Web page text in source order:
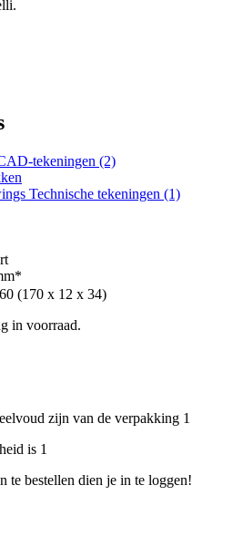
tekeningen (2)
Technische tekeningen (1)
*
(170 x 12 x 34)
in voorraad.
zijn van de verpakking 1
is 1
te bestellen dien je in te loggen!